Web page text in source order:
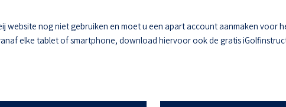
website nog niet gebruiken en moet u een apart account aanmaken voor
elke tablet of smartphone, download hiervoor ook de gratis